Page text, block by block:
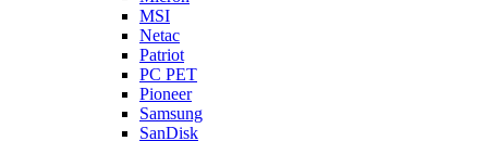
MSI
Netac
Patriot
PC PET
Pioneer
Samsung
SanDisk